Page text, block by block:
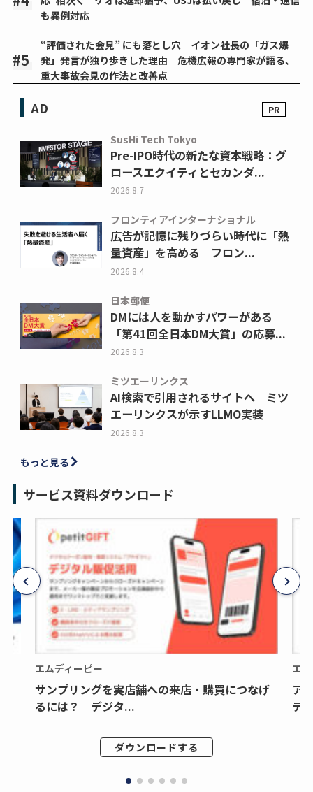
も異例対応
“評価された会見” にも落とし穴 イオン社長の「ガス爆
発」発言が独り歩きした理由 危機広報の専門家が語る、
重大事故会見の作法と改善点
AD
SusHi Tech Tokyo
Pre-IPO時代の新たな資本戦略：グ
ロースエクイティとセカンダ...
2026.8.7
フロンティアインターナショナル
広告が記憶に残りづらい時代に「熱
量資産」を高める フロン...
2026.8.4
日本郵便
DMには人を動かすパワーがある
「第41回全日本DM大賞」の応募...
2026.8.3
ミツエーリンクス
AI検索で引用されるサイトへ ミツ
エーリンクスが示すLLMO実装
2026.8.3
もっと見る
サービス資料ダウンロード
エムディーピー
サンプリングを実店舗への来店・購買につなげ
るには？ デジタ...
ダウンロードする
エ
ア
デ